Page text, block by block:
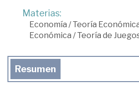
Materias:
Economía /Teoría
Económica /Teoría de
Resumen